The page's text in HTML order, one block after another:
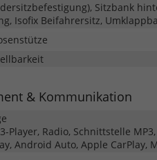
Sitzbank
Isofix Beifahrersitz,
& Kommunikation
Player, Radio, Schnittstelle
Android Auto, Apple